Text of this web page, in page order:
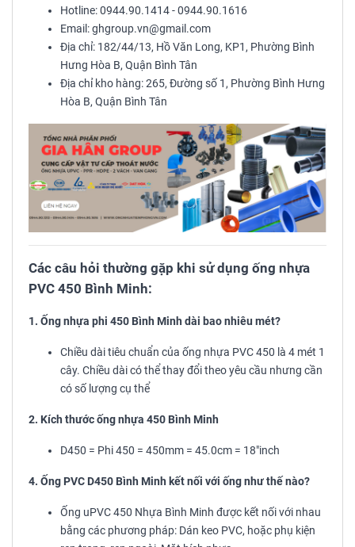
Hotline: 0944.90.1414 - 0944.90.1616
Email: ghgroup.vn@gmail.com
Địa chỉ: 182/44/13, Hồ Văn Long, KP1, Phường Bình
Hưng Hòa B, Quận Bình Tân
Địa chỉ kho hàng: 265, Đường số 1, Phường Bình Hưng
Hòa B, Quận Bình Tân
Các câu hỏi thường gặp khi sử dụng ống nhựa
PVC 450 Bình Minh:
1. Ống nhựa phi 450 Bình Minh dài bao nhiêu mét?
Chiều dài tiêu chuẩn của ống nhựa PVC 450 là 4 mét 1
cây. Chiều dài có thể thay đổi theo yêu cầu nhưng cần
có số lượng cụ thể
2. Kích thước ống nhựa 450 Bình Minh
D450 = Phi 450 = 450mm = 45.0cm = 18"inch
4. Ống PVC D450 Bình Minh kết nối với ống như thế nào?
Ống uPVC 450 Nhựa Bình Minh được kết nối với nhau
bằng các phương pháp: Dán keo PVC, hoặc phụ kiện